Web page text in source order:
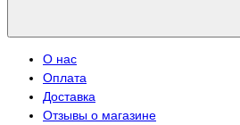
О нас
Оплата
Доставка
Отзывы о магазине